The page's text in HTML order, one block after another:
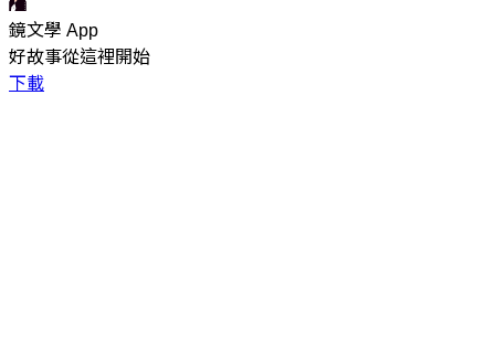
鏡文學 App
好故事從這裡開始
下載